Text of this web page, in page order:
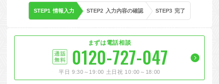
準中型車
大型車
けん引
甲信越エリア
北陸エリア
関西エリア
誕生月割
コープ合宿免許スタッフがおすすめの教習所
お一人でも安心な教習所
教習料金が安い教習所
合宿免許の食事がおいしいと好評な教習所
入校日で探す
私たちについて
コープ・生協おすすめの合宿免許パンフレット
お支払いについて
26 件が見つかりました
STEP1 情報入力 STEP2 入力内容の確認 STEP3 完了
まずは電話相談
0120-727-047
平日 9:30～19:00 土日祝 10:00～18:00